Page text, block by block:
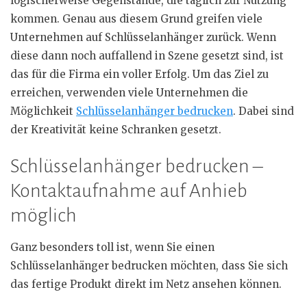
kommen. Genau aus diesem Grund greifen viele
Unternehmen auf Schlüsselanhänger zurück. Wenn
diese dann noch auffallend in Szene gesetzt sind, ist
das für die Firma ein voller Erfolg. Um das Ziel zu
erreichen, verwenden viele Unternehmen die
Möglichkeit Schlüsselanhänger bedrucken. Dabei sind
der Kreativität keine Schranken gesetzt.
Schlüsselanhänger bedrucken –
Kontaktaufnahme auf Anhieb
möglich
Ganz besonders toll ist, wenn Sie einen
Schlüsselanhänger bedrucken möchten, dass Sie sich
das fertige Produkt direkt im Netz ansehen können.